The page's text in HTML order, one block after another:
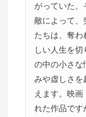
がっていた。
敵によって、
たちは、奪わ
しい人生を
の中の小さな
みや虚しさを
えます。映画
れた作品です